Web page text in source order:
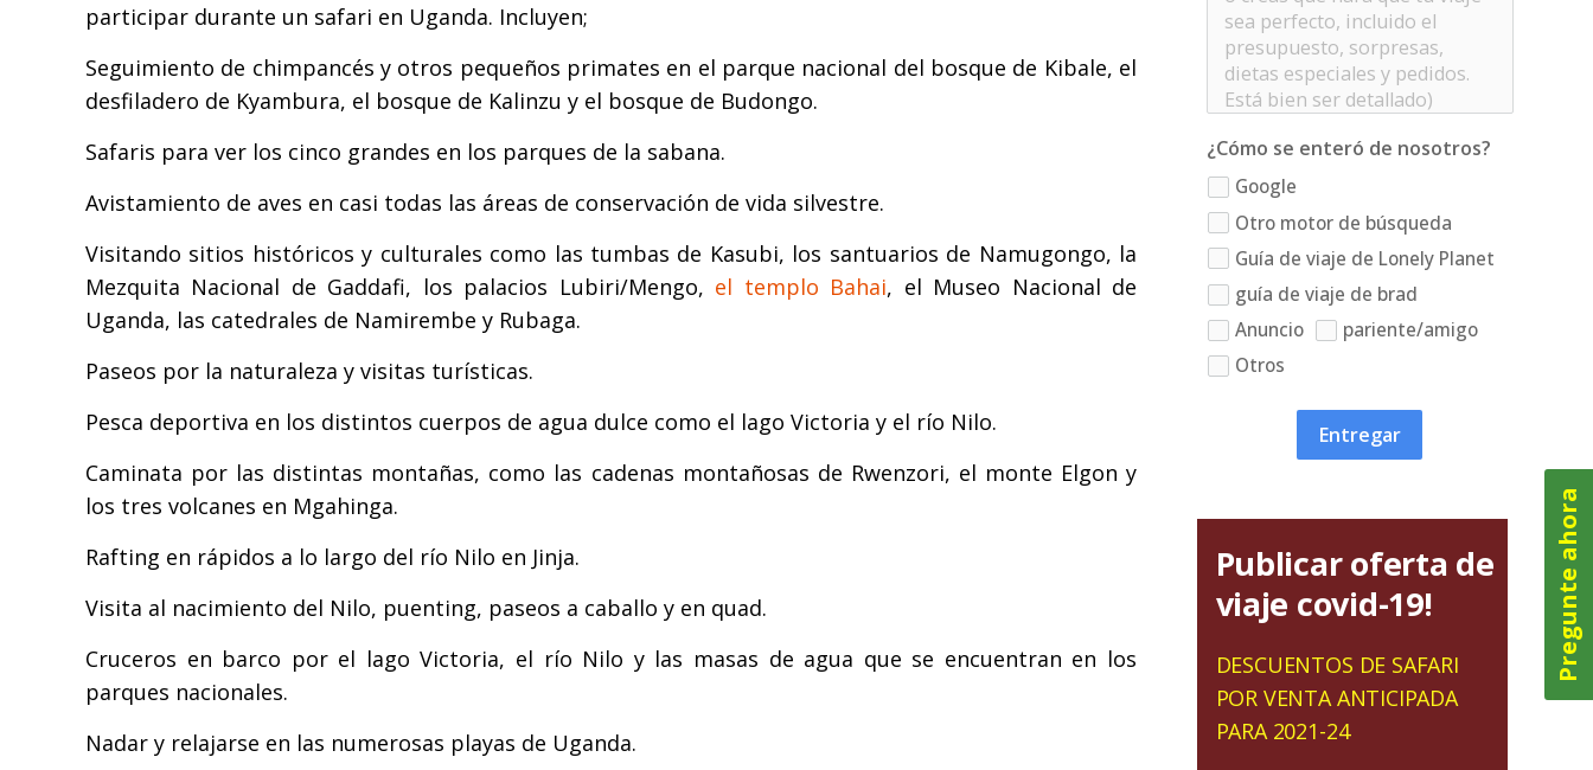
participar durante un safari en Uganda. Incluyen;
Seguimiento de chimpancés y otros pequeños primates en el parque nacional del bosque de Kibale, el
desfiladero de Kyambura, el bosque de Kalinzu y el bosque de Budongo.
Safaris para ver los cinco grandes en los parques de la sabana.
Avistamiento de aves en casi todas las áreas de conservación de vida silvestre.
Visitando sitios históricos y culturales como las tumbas de Kasubi, los santuarios de Namugongo, la
Mezquita Nacional de Gaddafi, los palacios Lubiri/Mengo, el templo Bahai, el Museo Nacional de
Uganda, las catedrales de Namirembe y Rubaga.
Paseos por la naturaleza y visitas turísticas.
Pesca deportiva en los distintos cuerpos de agua dulce como el lago Victoria y el río Nilo.
Caminata por las distintas montañas, como las cadenas montañosas de Rwenzori, el monte Elgon y
los tres volcanes en Mgahinga.
Rafting en rápidos a lo largo del río Nilo en Jinja.
Visita al nacimiento del Nilo, puenting, paseos a caballo y en quad.
Cruceros en barco por el lago Victoria, el río Nilo y las masas de agua que se encuentran en los
parques nacionales.
Nadar y relajarse en las numerosas playas de Uganda.
¿Cómo se enteró de nosotros?
Google
Otro motor de búsqueda
Guía de viaje de Lonely Planet
guía de viaje de brad
Anuncio
pariente/amigo
Otros
Entregar
Publicar oferta de
viaje covid-19!
DESCUENTOS DE SAFARI
POR VENTA ANTICIPADA
PARA 2021-24
Pregunte ahora